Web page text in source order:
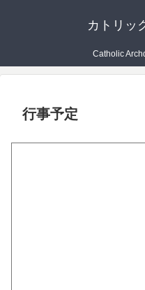
カトリッ
Catholic
行事予定